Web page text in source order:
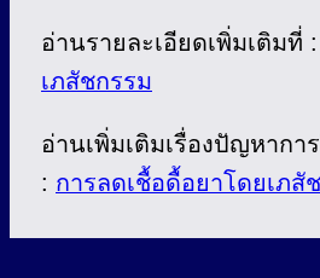
อ่านรายละเอียดเพิ่มเติมที่ :
เภสัชกรรม
อ่านเพิ่มเติมเรื่องปัญหากา
: การลดเชื้อดื้อยาโดยเภสั